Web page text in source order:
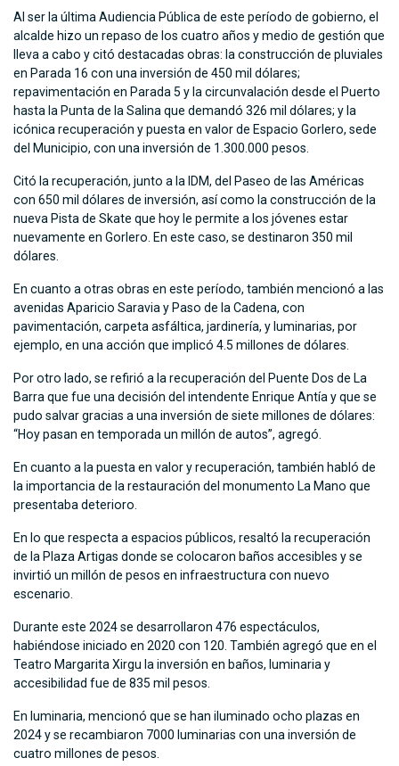
Al ser la última Audiencia Pública de este período de gobierno, el
alcalde hizo un repaso de los cuatro años y medio de gestión que
lleva a cabo y citó destacadas obras: la construcción de pluviales
en Parada 16 con una inversión de 450 mil dólares;
repavimentación en Parada 5 y la circunvalación desde el Puerto
hasta la Punta de la Salina que demandó 326 mil dólares; y la
icónica recuperación y puesta en valor de Espacio Gorlero, sede
del Municipio, con una inversión de 1.300.000 pesos.
Citó la recuperación, junto a la IDM, del Paseo de las Américas
con 650 mil dólares de inversión, así como la construcción de la
nueva Pista de Skate que hoy le permite a los jóvenes estar
nuevamente en Gorlero. En este caso, se destinaron 350 mil
dólares.
En cuanto a otras obras en este período, también mencionó a las
avenidas Aparicio Saravia y Paso de la Cadena, con
pavimentación, carpeta asfáltica, jardinería, y luminarias, por
ejemplo, en una acción que implicó 4.5 millones de dólares.
Por otro lado, se refirió a la recuperación del Puente Dos de La
Barra que fue una decisión del intendente Enrique Antía y que se
pudo salvar gracias a una inversión de siete millones de dólares:
“Hoy pasan en temporada un millón de autos”, agregó.
En cuanto a la puesta en valor y recuperación, también habló de
la importancia de la restauración del monumento La Mano que
presentaba deterioro.
En lo que respecta a espacios públicos, resaltó la recuperación
de la Plaza Artigas donde se colocaron baños accesibles y se
invirtió un millón de pesos en infraestructura con nuevo
escenario.
Durante este 2024 se desarrollaron 476 espectáculos,
habiéndose iniciado en 2020 con 120. También agregó que en el
Teatro Margarita Xirgu la inversión en baños, luminaria y
accesibilidad fue de 835 mil pesos.
En luminaria, mencionó que se han iluminado ocho plazas en
2024 y se recambiaron 7000 luminarias con una inversión de
cuatro millones de pesos.